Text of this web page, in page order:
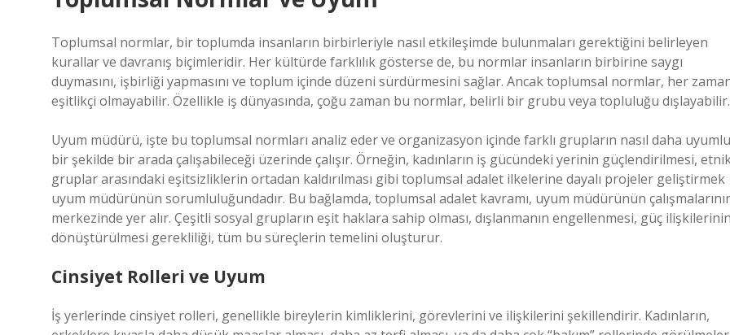
Toplumsal normlar, bir toplumda insanların birbirleriyle nasıl etkileşimde bulunmaları gerektiğini belirleyen
kurallar ve davranış biçimleridir. Her kültürde farklılık gösterse de, bu normlar insanların birbirine saygı
duymasını, işbirliği yapmasını ve toplum içinde düzeni sürdürmesini sağlar. Ancak toplumsal normlar, her
eşitlikçi olmayabilir. Özellikle iş dünyasında, çoğu zaman bu normlar, belirli bir grubu veya topluluğu dışlayabilir.
Uyum müdürü, işte bu toplumsal normları analiz eder ve organizasyon içinde farklı grupların nasıl daha uyumlu
bir şekilde bir arada çalışabileceği üzerinde çalışır. Örneğin, kadınların iş gücündeki yerinin güçlendirilmesi,
gruplar arasındaki eşitsizliklerin ortadan kaldırılması gibi toplumsal adalet ilkelerine dayalı projeler geliştirmek
uyum müdürünün sorumluluğundadır. Bu bağlamda, toplumsal adalet kavramı, uyum müdürünün
merkezinde yer alır. Çeşitli sosyal grupların eşit haklara sahip olması, dışlanmanın engellenmesi, güç
dönüştürülmesi gerekliliği, tüm bu süreçlerin temelini oluşturur.
Cinsiyet Rolleri ve Uyum
İş yerlerinde cinsiyet rolleri, genellikle bireylerin kimliklerini, görevlerini ve ilişkilerini şekillendirir. Kadınların,